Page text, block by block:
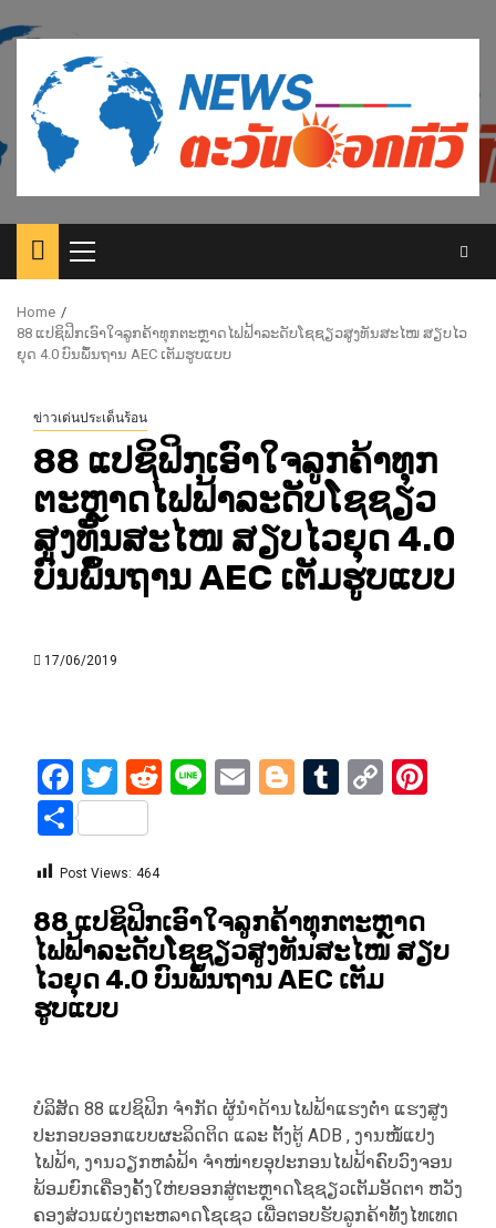
to
content
Primary
Menu
Home
88 ແປຊິຟິກເອົາໃຈລູກຄ້າທຸກຕະຫຼາດໄຟຟ້າລະດັບໂຊຊຽວສູງທັນສະໄໜ ສຽບໄວ
ຍຸດ 4.0 ບົນພຶ້ນຖານ AEC ເຕັມຮູບແບບ
ข่าวเด่นประเด็นร้อน
88 ແປຊິຟິກເອົາໃຈລູກຄ້າທຸກ
ຕະຫຼາດໄຟຟ້າລະດັບໂຊຊຽວ
ສູງທັນສະໄໜ ສຽບໄວຍຸດ 4.0
ບົນພຶ້ນຖານ AEC ເຕັມຮູບແບບ
17/06/2019
Facebook
Twitter
Reddit
LineEmailBlogger
Tumblr
Copy
Share
Post Views: 464
88 ແປຊິຟິກເອົາໃຈລູກຄ້າທຸກຕະຫຼາດ
ໄຟຟ້າລະດັບໂຊຊຽວສູງທັນສະໄໜ ສຽບ
ໄວຍຸດ 4.0 ບົນພຶ້ນຖານ AEC ເຕັມ
ຮູບແບບ
ບໍລິສັດ 88 ແປຊິຟິກ ຈຳກັດ ຜູ້ນຳດ້ານໄຟຟ້າແຮງຕໍ່າ ແຮງສູງ
ປະກອບອອກແບບຜະລິດຕິດ ແລະ ຕັ້ງຕູ້ ADB , ງານໜໍ້ແປງ
ໄຟຟ້າ, ງານວຽກຫລໍ່ຟ້າ ຈຳໜ່າຍອຸປະກອນໄຟຟ້າຄົບວົງຈອນ
ພ້ອມຍົກເຄື່ອງຄັ້ງໃຫ່ຍອອກສູ່ຕະຫຼາດໂຊຊຽວເຕັມອັດຕາ ຫວັງ
ຄອງສ່ວນແບ່ງຕະຫລາດໂຊເຊວ ເພື່ອຕອບຮັບລູກຄ້າທັ້ງໄທເທດ